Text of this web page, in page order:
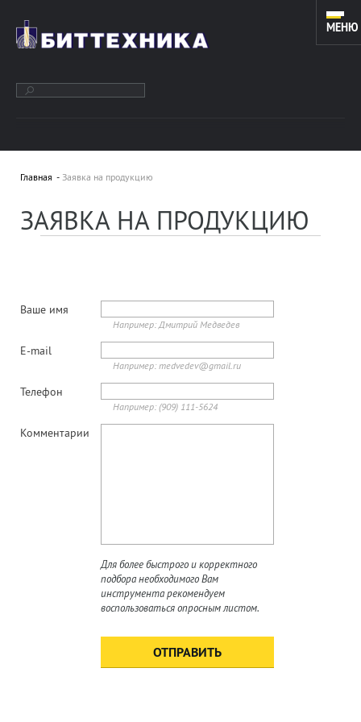
ОБОРУДОВАНИЕ ДЛЯ ЗАРЕЗКИ ДОПОЛНИТЕЛЬНЫХ СТВОЛОВ
КОЙЛТЮБИНГОВЫХ УСТАНОВОК.
динамично развивается по настоящее время. В
основе работы предприятия лежат традиции и
новые технологии в области проектирования...
НОВОСТИ
Отправляя нам сообщение, вы подтверждаете
согласие на обработку персональных данных.
МЕНЮ
Главная Заявка на продукцию
ЗАЯВКА НА ПРОДУКЦИЮ
Ваше имя
Например: Дмитрий Медведев
E-mail
Например: medvedev@gmail.ru
Телефон
Например: (909) 111-5624
Комментарии
Для более быстрого и корректного
подбора необходимого Вам
инструмента рекомендуем
воспользоваться опросным листом.